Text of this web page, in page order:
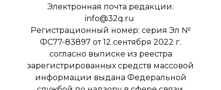
Электронная почта редакции:
info@32q.ru
Регистрационный номер: серия Эл №
ФС77-83897 от 12 сентября 2022 г.
согласно выписке из реестра
зарегистрированных средств массовой
информации выдана Федеральной